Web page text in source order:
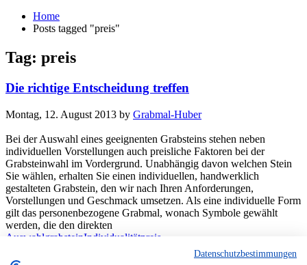
Home
Posts tagged "preis"
Tag: preis
Die richtige Entscheidung treffen
Montag, 12. August 2013 by Grabmal-Huber
Bei der Auswahl eines geeignenten Grabsteins stehen neben
individuellen Vorstellungen auch preisliche Faktoren bei der
Grabsteinwahl im Vordergrund. Unabhängig davon welchen Stein
Sie wählen, erhalten Sie einen individuellen, handwerklich
gestalteten Grabstein, den wir nach Ihren Anforderungen,
Vorstellungen und Geschmack umsetzen. Als eine individuelle Form
gilt das personenbezogene Grabmal, wonach Symbole gewählt
werden, die den direkten
AuswahlgrabsteinIndividualitätpreis
Datenschutzbestimmungen